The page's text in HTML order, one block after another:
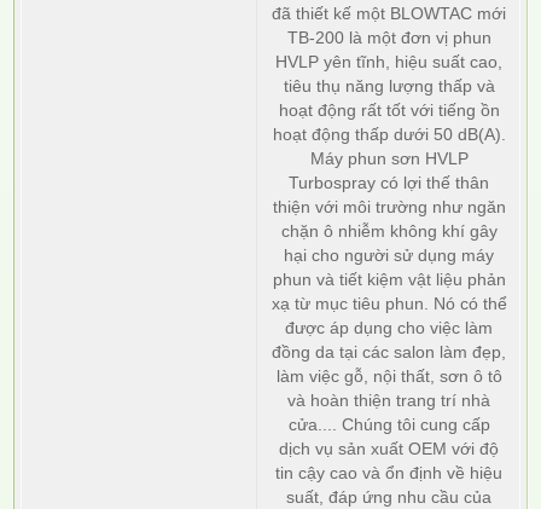
đã thiết kế một BLOWTAC mới
TB-200 là một đơn vị phun
HVLP yên tĩnh, hiệu suất cao,
tiêu thụ năng lượng thấp và
hoạt động rất tốt với tiếng ồn
hoạt động thấp dưới 50 dB(A).
Máy phun sơn HVLP
Turbospray có lợi thế thân
thiện với môi trường như ngăn
chặn ô nhiễm không khí gây
hại cho người sử dụng máy
phun và tiết kiệm vật liệu phản
xạ từ mục tiêu phun. Nó có thể
được áp dụng cho việc làm
đồng da tại các salon làm đẹp,
làm việc gỗ, nội thất, sơn ô tô
và hoàn thiện trang trí nhà
cửa.... Chúng tôi cung cấp
dịch vụ sản xuất OEM với độ
tin cậy cao và ổn định về hiệu
suất, đáp ứng nhu cầu của